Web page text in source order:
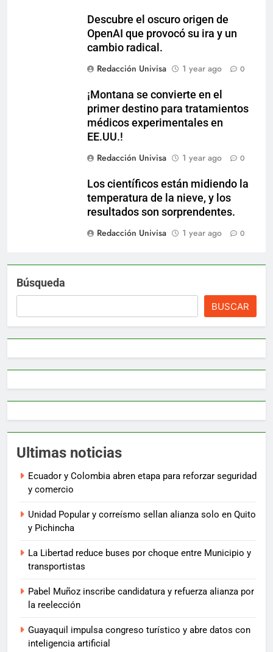
Descubre el oscuro origen de
OpenAI que provocó su ira y un
cambio radical.
Redacción Univisa
1 year ago 0
¡Montana se convierte en el
primer destino para tratamientos
médicos experimentales en
EE.UU.!
Redacción Univisa
1 year ago 0
Los científicos están midiendo la
temperatura de la nieve, y los
resultados son sorprendentes.
Redacción Univisa
1 year ago 0
Búsqueda
BUSCAR
Ultimas noticias
Ecuador y Colombia abren etapa para reforzar seguridad
y comercio
Unidad Popular y correísmo sellan alianza solo en Quito
y Pichincha
La Libertad reduce buses por choque entre Municipio y
transportistas
Pabel Muñoz inscribe candidatura y refuerza alianza por
la reelección
Guayaquil impulsa congreso turístico y abre datos con
inteligencia artificial